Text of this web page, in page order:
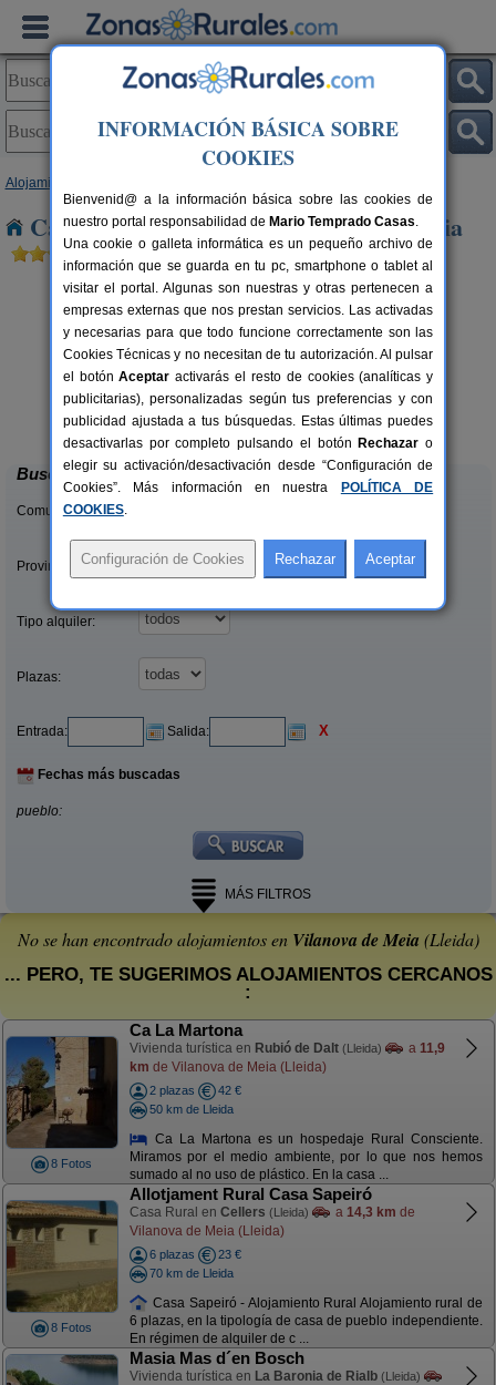
Alojamientos
Casas Rurales cerca de Vilanova de Meia
22+2 pers.
desde35 €
Masia Mas d´en Bosch
La Baronia de Rialb (Lleida)
Buscar
Comunidades:
Provincias/Islas:
Tipo alquiler:
Plazas:
Entrada: Salida: X
Fechas más buscadas
pueblo:
MÁS FILTROS
No se han encontrado alojamientos en Vilanova de Meia (Lleida)
... PERO, TE SUGERIMOS ALOJAMIENTOS CERCANOS
:
8 Fotos
Ca La Martona
Vivienda turística en Rubió de Dalt (Lleida) a 11,9
km de Vilanova de Meia (Lleida)
2 plazas
42 €
50 km de Lleida
Ca La Martona es un hospedaje Rural Consciente.
Miramos por el medio ambiente, por lo que nos hemos
sumado al no uso de plástico. En la casa ...
8 Fotos
Allotjament Rural Casa Sapeiró
Casa Rural en Cellers (Lleida) a 14,3 km de
Vilanova de Meia (Lleida)
6 plazas
23 €
70 km de Lleida
Casa Sapeiró - Alojamiento Rural Alojamiento rural de
6 plazas, en la tipología de casa de pueblo independiente.
En régimen de alquiler de c ...
Masia Mas d´en Bosch
Vivienda turística en La Baronia de Rialb (Lleida)
INFORMACIÓN BÁSICA SOBRE
COOKIES
Bienvenid@ a la información básica sobre las cookies de
nuestro portal responsabilidad de Mario Temprado Casas.
Una cookie o galleta informática es un pequeño archivo de
información que se guarda en tu pc, smartphone o tablet al
visitar el portal. Algunas son nuestras y otras pertenecen a
empresas externas que nos prestan servicios. Las activadas
y necesarias para que todo funcione correctamente son las
Cookies Técnicas y no necesitan de tu autorización. Al pulsar
el botónAceptar activarás el resto de cookies (analíticas y
publicitarias), personalizadas según tus preferencias y con
publicidad ajustada a tus búsquedas. Estas últimas puedes
desactivarlas por completo pulsando el botón Rechazar o
elegir su activación/desactivación desde “Configuración de
Cookies”. Más información en nuestra
POLÍTICA DE
COOKIES.